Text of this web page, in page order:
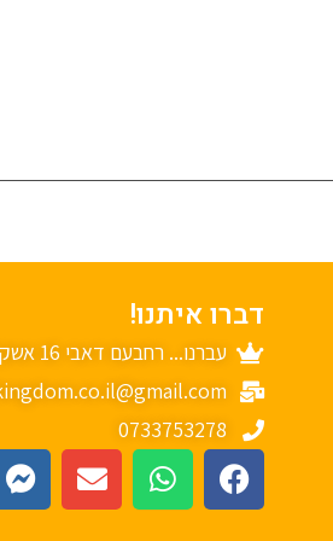
דברו איתנו!
עברנו... רחבעם דאבי 16 אשקלון
0733753278